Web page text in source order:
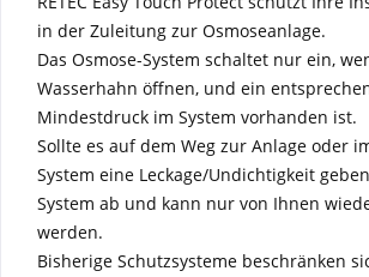
in der Zuleitung zur Osmoseanlage.
Das Osmose-System schaltet nur ein,
Wasserhahn öffnen, und ein
Mindestdruck im System vorhanden ist.
Sollte es auf dem Weg zur Anlage oder
System eine Leckage/Undichtigkeit
System ab und kann nur von Ihnen
werden.
Bisherige Schutzsysteme beschränken